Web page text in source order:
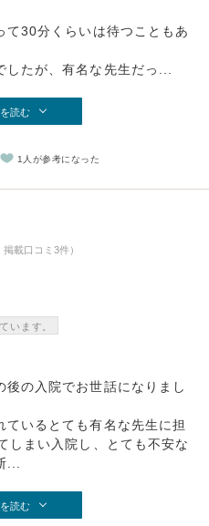
て30分くらいは待つこともあ
たが、有名な先生だっ...
読む
1人が参考になった
載口コミ3件）
います。
の入院でお世話になりまし
いるとても有名な先生に担
しまい入院し、とても不安な
...
読む